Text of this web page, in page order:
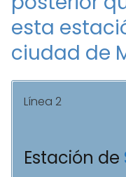
esta
ciudad de
Línea 2
Estación de